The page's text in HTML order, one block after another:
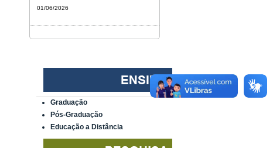
01/06/2026
Graduação
Pós-Graduação
Educação a Distância